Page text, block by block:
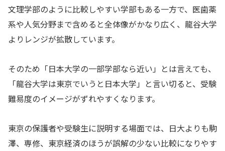
文理学部のように比較しやすい学部もある一方で、医歯薬
系や人気分野まで含めると全体像がかなり広く、龍谷大学
よりレンジが拡散しています。
そのため「日本大学の一部学部なら近い」とは言えても、
「龍谷大学は東京でいうと日本大学」と言い切ると、受験
難易度のイメージがずれやすくなります。
東京の保護者や受験生に説明する場面では、日大よりも駒
澤、専修、東京経済のほうが誤解の少ない比較になりやす